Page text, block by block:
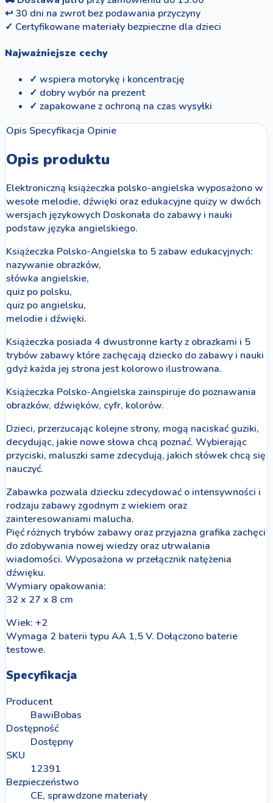
↩ 30 dni na zwrot bez podawania przyczyny
✓ Certyfikowane materiały bezpieczne dla dzieci
Najważniejsze cechy
✓ wspiera motorykę i koncentrację
✓ dobry wybór na prezent
✓ zapakowane z ochroną na czas wysyłki
Opis Specyfikacja Opinie
Opis produktu
Elektroniczną książeczka polsko-angielska wyposażono w
wesołe melodie, dźwięki oraz edukacyjne quizy w dwóch
wersjach językowych Doskonała do zabawy i nauki
podstaw języka angielskiego.
Książeczka Polsko-Angielska to 5 zabaw edukacyjnych:
nazywanie obrazków,
słówka angielskie,
quiz po polsku,
quiz po angielsku,
melodie i dźwięki.
Książeczka posiada 4 dwustronne karty z obrazkami i 5
trybów zabawy które zachęcają dziecko do zabawy i nauki
gdyż każda jej strona jest kolorowo ilustrowana.
Książeczka Polsko-Angielska zainspiruje do poznawania
obrazków, dźwięków, cyfr, kolorów.
Dzieci, przerzucając kolejne strony, mogą naciskać guziki,
decydując, jakie nowe słowa chcą poznać. Wybierając
przyciski, maluszki same zdecydują, jakich słówek chcą się
nauczyć.
Zabawka pozwala dziecku zdecydować o intensywności i
rodzaju zabawy zgodnym z wiekiem oraz
zainteresowaniami malucha.
Pięć różnych trybów zabawy oraz przyjazna grafika zachęci
do zdobywania nowej wiedzy oraz utrwalania
wiadomości. Wyposażona w przełącznik natężenia
dźwięku.
Wymiary opakowania:
32 x 27 x 8 cm
Wiek: +2
Wymaga 2 baterii typu AA 1,5 V. Dołączono baterie
testowe.
Specyfikacja
Producent
BawiBobas
Dostępność
Dostępny
SKU
12391
Bezpieczeństwo
CE, sprawdzone materiały